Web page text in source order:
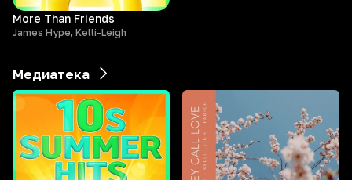
More Than Friends
James Hype, Kelli-Leigh
Медиатека